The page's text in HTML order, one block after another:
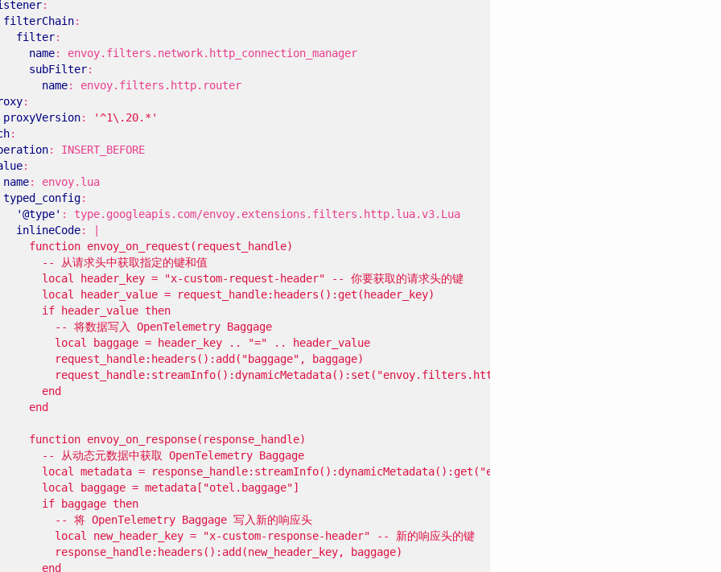
:
filterChain:
filter:
name:
envoy.filters.network.http_connection_manager
subFilter:
name:
envoy.filters.http.router
:
proxyVersion:
'^1\.20.*'
:
:
INSERT_BEFORE
:
name:
envoy.lua
typed_config:
'@type' :
type.googleapis.com/envoy.extensions.filters.http.lua.v3.Lua
inlineCode: